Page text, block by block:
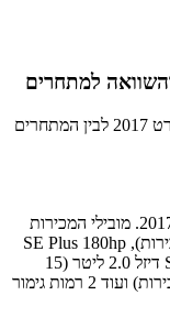
השוואת רמות הגימור של לנד רובר דיסקברי ספורט 2017 לבין המתחרים
61 רכבי לנד רובר דיסקברי ספורט נמכרו בשנת 2017. מובילי המכירות
הם: SE Plus 240hp 2.0 ליטר 7 מושבים (15 מכירות), SE Plus 180hp
דיזל 2.0 ליטר 7 מושבים (15 מכירות), SE 150hp דיזל 2.0 ליטר (15
מכירות), HSE 240hp 2.0 ליטר 7 מושבים (6 מכירות) ועוד 2 רמות גימור